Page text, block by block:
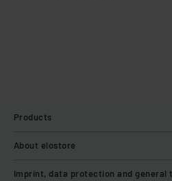
Products
About elostore
Imprint, data protection and general